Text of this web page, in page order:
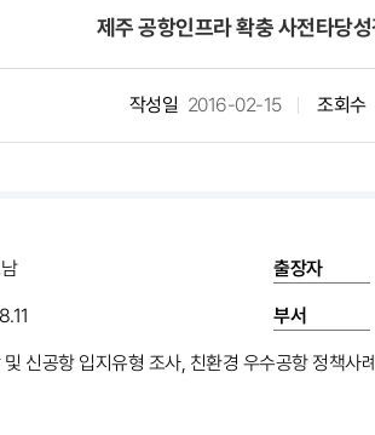
제주 공항인프라 확충 사전타당
작성일 2016-02-15 조회수
출장자
부서
신공항 입지유형 조사, 친환경 우수공항 정책사